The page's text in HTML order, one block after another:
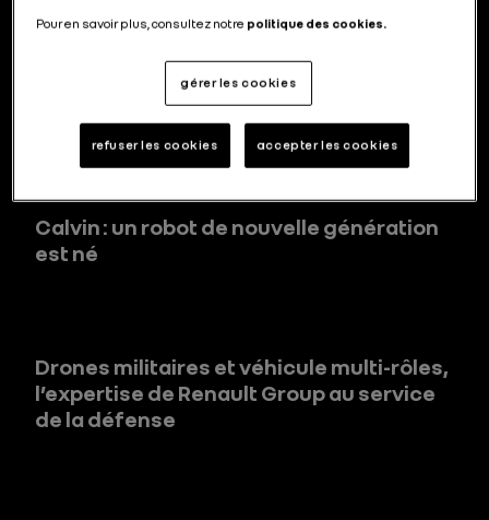
La transition électrique comme moteur
de l’innovation
Calvin : un robot de nouvelle génération
est né
Drones militaires et véhicule multi-rôles,
l’expertise de Renault Group au service
de la défense
Pour en savoir plus, consultez notre politique des cookies.
gérer les cookies
refuser les cookies accepter les cookies